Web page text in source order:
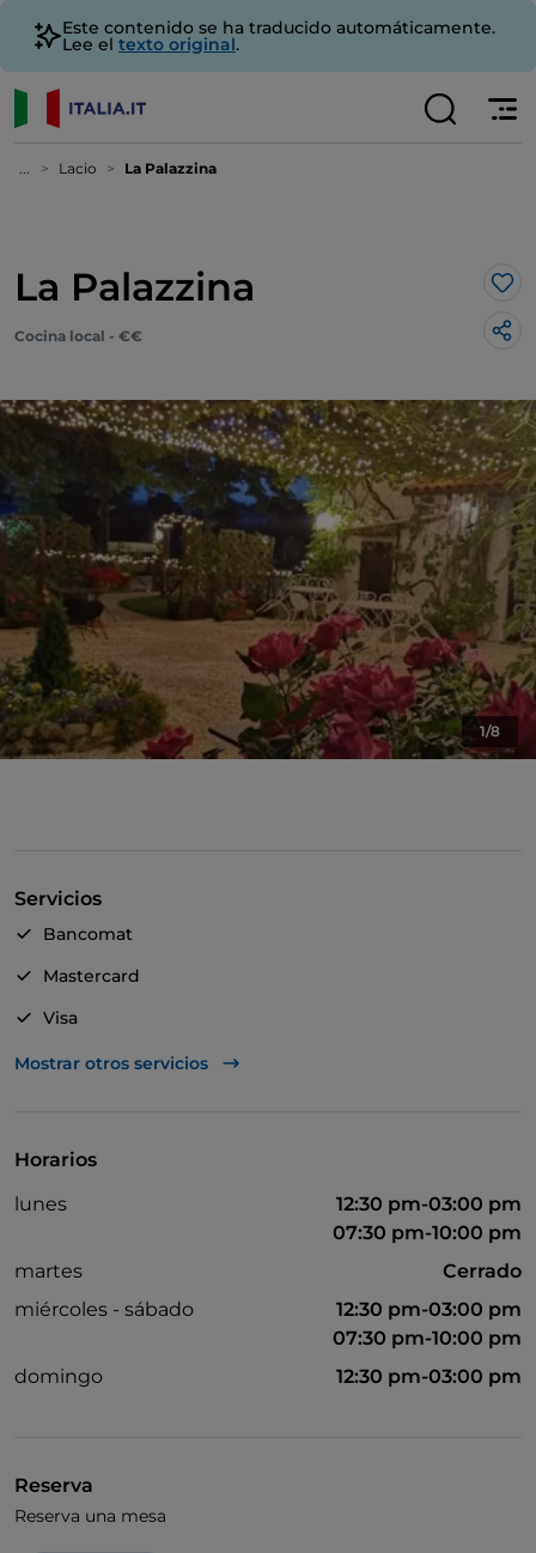
Este contenido se ha traducido automáticamente.
Lee el texto original.
... Lacio La Palazzina
La Palazzina Me
Cocina local - €€
1/8
Servicios
Bancomat
Mastercard
Visa
Acceso para inválidos
Mostrar otros servicios
Horarios
lunes
12:30 pm-03:00 pm
07:30 pm-10:00 pm
martes
Cerrado
miércoles - sábado
12:30 pm-03:00 pm
07:30 pm-10:00 pm
domingo
12:30 pm-03:00 pm
Reserva
Reserva una mesa